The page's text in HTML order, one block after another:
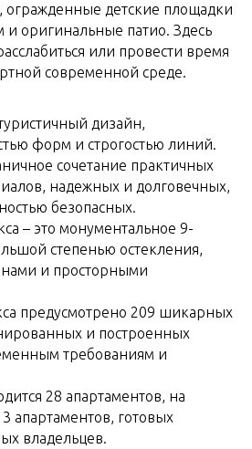
детские площадки
оригинальные патио. Здесь
или провести время
современной среде.
дизайн,
форм и строгостью линий.
сочетание практичных
надежных и долговечных,
безопасных.
– это монументальное 9-
степенью остекления,
и просторными
предусмотрено 209 шикарных
и построенных
требованиям и
28 апартаментов, на
апартаментов, готовых
владельцев.